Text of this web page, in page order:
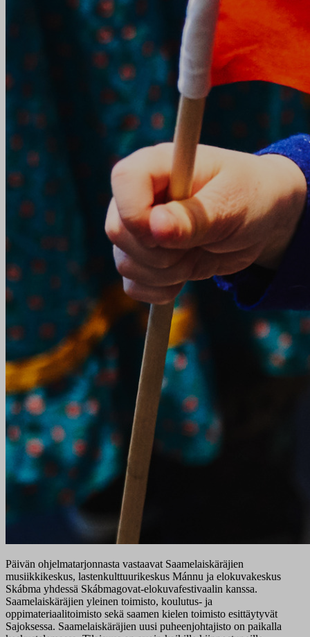
Päivän ohjelmatarjonnasta vastaavat Saamelaiskäräjien
musiikkikeskus, lastenkulttuurikeskus Mánnu ja elokuvakeskus
Skábma yhdessä Skábmagovat-elokuvafestivaalin kanssa.
Saamelaiskäräjien yleinen toimisto, koulutus- ja
oppimateriaalitoimisto sekä saamen kielen toimisto esittäytyvät
Sajoksessa. Saamelaiskäräjien uusi puheenjohtajisto on paikalla